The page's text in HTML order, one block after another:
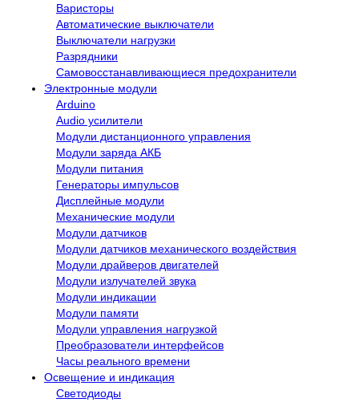
Варисторы
Автоматические выключатели
Выключатели нагрузки
Разрядники
Самовосстанавливающиеся предохранители
Электронные модули
Arduino
Audio усилители
Модули дистанционного управления
Модули заряда АКБ
Модули питания
Генераторы импульсов
Дисплейные модули
Механические модули
Модули датчиков
Модули датчиков механического воздействия
Модули драйверов двигателей
Модули излучателей звука
Модули индикации
Модули памяти
Модули управления нагрузкой
Преобразователи интерфейсов
Часы реального времени
Освещение и индикация
Светодиоды